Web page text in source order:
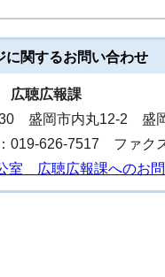
に関するお問い合わせ
広聴広報課
盛岡市内丸12-2 盛
019-626-7517 ファク
室 広聴広報課へのお問